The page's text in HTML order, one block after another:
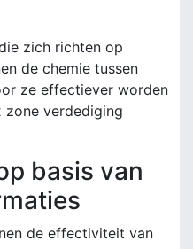
zich richten op
de chemie tussen
ze effectiever worden
zone verdediging
basis van
de effectiviteit van